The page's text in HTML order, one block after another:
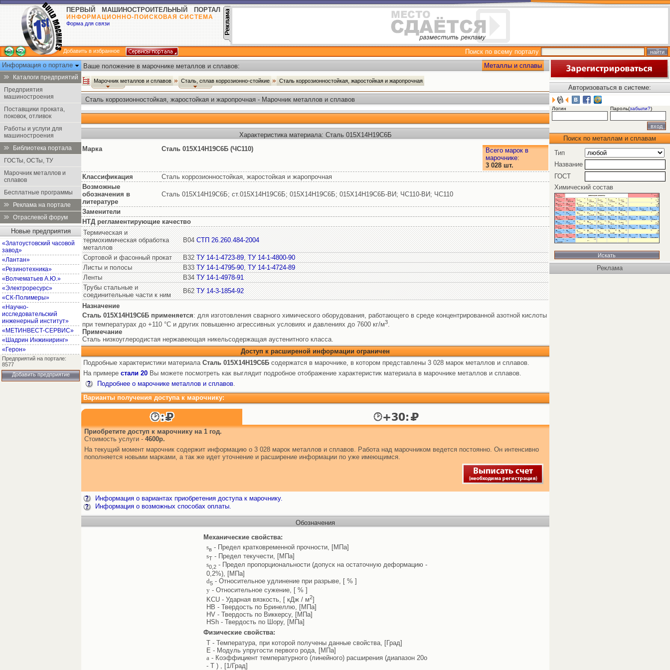
ПЕРВЫЙ МАШИНОСТРОИТЕЛЬНЫЙ ПОРТАЛ
ИНФОРМАЦИОННО-ПОИСКОВАЯ СИСТЕМА
Форма для связи
Добавить в избранное
Поиск по всему порталу
Информация о портале
Каталоги предприятий
Предприятия
машиностроения
Поставщики проката,
поковок, отливок
Работы и услуги для
машиностроения
Библиотека портала
ГОСТы, ОСТы, ТУ
Марочник металлов и
сплавов
Бесплатные программы
Реклама на портале
Отраслевой форум
Новые предприятия
«Златоустовский часовой
завод»
«Лантан»
«Резинотехника»
«Волчематьев А.Ю.»
«Электроресурс»
«СК-Полимеры»
«Научно-
исследовательский
инженерный институт»
«МЕТИНВЕСТ-СЕРВИС»
«Шадрин Инжиниринг»
«Герон»
Предприятий на портале:
8577
Добавить предприятие
Ваше положение в марочнике металлов и сплавов: Металлы и сплавы
Марочник металлов и сплавов Сталь, сплав коррозионно-стойкие Сталь коррозионностойкая, жаростойкая и жаропрочная
Сталь коррозионностойкая, жаростойкая и жаропрочная - Марочник металлов и сплавов
Характеристика материала: Сталь 015Х14Н19С6Б
Марка
Сталь 015Х14Н19С6Б (ЧС110)
Всего марок в
марочнике:
3 028 шт.
Классификация
Сталь коррозионностойкая, жаростойкая и жаропрочная
Возможные
обозначения в
литературе
Сталь 015Х14Н19С6Б; ст.015Х14Н19С6Б; 015Х14Н19С6Б; 015Х14Н19С6Б-ВИ; ЧС110-ВИ; ЧС110
Заменители
НТД регламентирующие качество
Термическая и
термохимическая обработка
металлов
В04 СТП 26.260.484-2004
Сортовой и фасонный прокат В32 ТУ 14-1-4723-89,ТУ 14-1-4800-90
Листы и полосы
В33 ТУ 14-1-4795-90,ТУ 14-1-4724-89
Ленты
В34 ТУ 14-1-4978-91
Трубы стальные и
соединительные части к ним
В62 ТУ 14-3-1854-92
Назначение
Сталь 015Х14Н19С6Б применяется: для изготовления сварного химического оборудования, работающего в среде концентрированной азотной кислоты
при температурах до +110 °С и других повышенно агрессивных условиях и давлениях до 7600 кг/м3.
Примечание
Сталь низкоуглеродистая нержавеющая никельсодержащая аустенитного класса.
Доступ к расширеной информации ограничен
Подробные характеристики материала Сталь 015Х14Н19С6Б содержатся в марочнике, в котором представлены 3 028 марок металлов и сплавов.
На примере стали 20 Вы можете посмотреть как выглядит подробное отображение характеристик материала в марочнике металлов и сплавов.
Подробнее о марочнике металлов и сплавов.
Варианты получения доступа к марочнику:
Приобретите доступ к марочнику на 1 год.
Стоимость услуги - 4600р.
На текущий момент марочник содержит информацию о 3 028 марок металлов и сплавов. Работа над марочником ведется постоянно. Он интенсивно
пополняется новыми марками, а так же идет уточнение и расширение информации по уже имеющимся.
Информация о вариантах приобретения доступа к марочнику.
Информация о возможных способах оплаты.
Обозначения
Механические свойства:
sв - Предел кратковременной прочности, [МПа]
sТ- Предел текучести, [МПа]
s0,2- Предел пропорциональности (допуск на остаточную деформацию -
0,2%), [МПа]
d5- Относительное удлинение при разрыве, [ % ]
y- Относительное сужение, [ % ]
KCU - Ударная вязкость, [ кДж / м2]
HB - Твердость по Бринеллю, [МПа]
HV - Твердость по Виккерсу, [МПа]
HSh - Твердость по Шору, [МПа]
Физические свойства:
T - Температура, при которой получены данные свойства, [Град]
E - Модуль упругости первого рода, [МПа]
a- Коэффициент температурного (линейного) расширения (диапазон 20o
- T ) , [1/Град]
Авторизоваться в системе:
Логин Пароль(забыли?)
Поиск по металлам и сплавам
Тип
Название
ГОСТ
Химический состав
Реклама